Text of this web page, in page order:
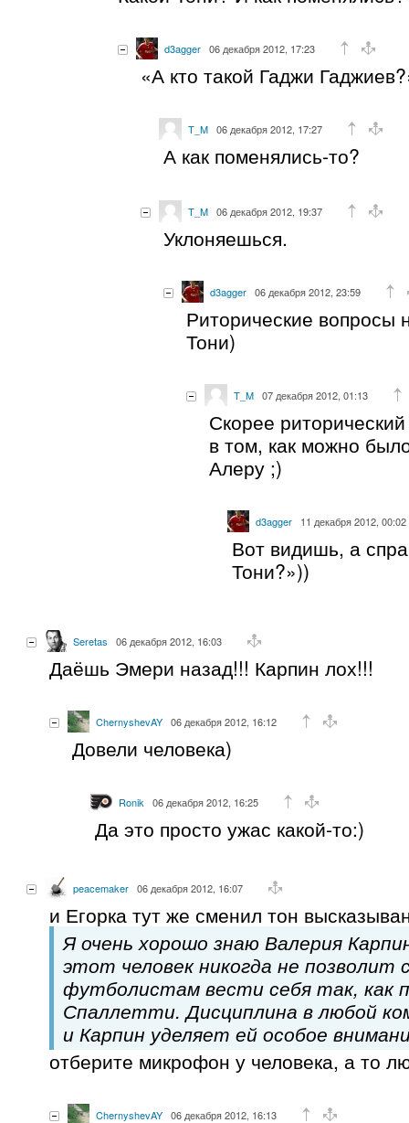
d3agger 06 декабря 2012, 17:23
«А кто такой Гаджи
T_M 06 декабря 2012, 17:27
А как поменялись-то?
T_M 06 декабря 2012, 19:37
Уклоняешься.
d3agger 06 декабря 2012, 23:59
Риторические вопросы
Тони)
T_M 07 декабря 2012, 01:13
Скорее
в том, как можно
Алеру ;)
d3agger 11 декабря 2012, 00:02
Вот видишь, а
Тони?»))
Seretas 06 декабря 2012, 16:03
Даёшь Эмери назад!!! Карпин лох!!!
ChernyshevAY 06 декабря 2012, 16:12
Довели человека)
Ronik 06 декабря 2012, 16:25
Да это просто ужас какой-то:)
peacemaker 06 декабря 2012, 16:07
и Егорка тут же сменил тон
Я очень хорошо знаю Валерия
этот человек никогда не позволит
футболистам вести себя так, как
Спаллетти. Дисциплина в любой
и Карпин уделяет ей особое
отберите микрофон у человека, а то
ChernyshevAY 06 декабря 2012, 16:13